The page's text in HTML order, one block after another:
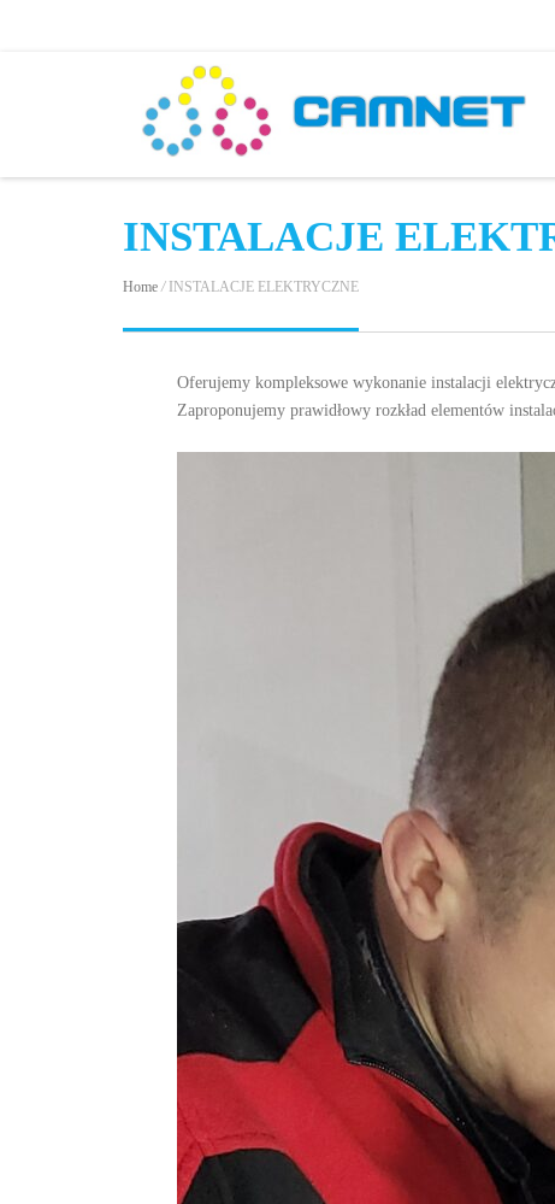
INSTALACJE
Home /INSTALACJE ELEKTRYCZNE
Oferujemy kompleksowe wykonanie instalacji
Zaproponujemy prawidłowy rozkład elementów